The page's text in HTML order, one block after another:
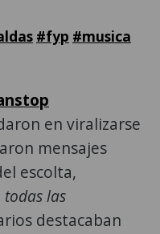
mensajes
escolta,
las
destacaban
Boschdurante sus